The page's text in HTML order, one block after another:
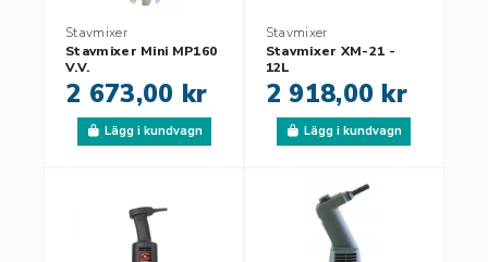
Stavmixer
Stavmixer Mini MP160
V.V.
2 673,00 kr
Lägg i kundvagn
Stavmixer
Stavmixer XM-21 -
12L
2 918,00 kr
Lägg i kundvagn